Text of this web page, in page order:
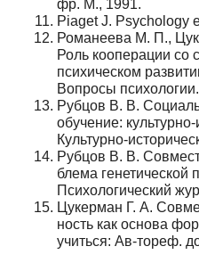
фр. М., 1991.
Piaget J. Psychology
Романеева М. П.,
Роль кооперации со
психическом
Вопросы
Рубцов В. В.
обу­чение:
Культур­но-
Рубцов В. В.
блема генетической
Психологический
Цукерман Г. А.
ность как основа
учиться: Ав-тореф.